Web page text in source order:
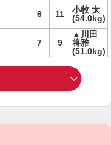
6 11
小牧 太
(54.0kg)
7 9
▲川田
将雅
(51.0kg)